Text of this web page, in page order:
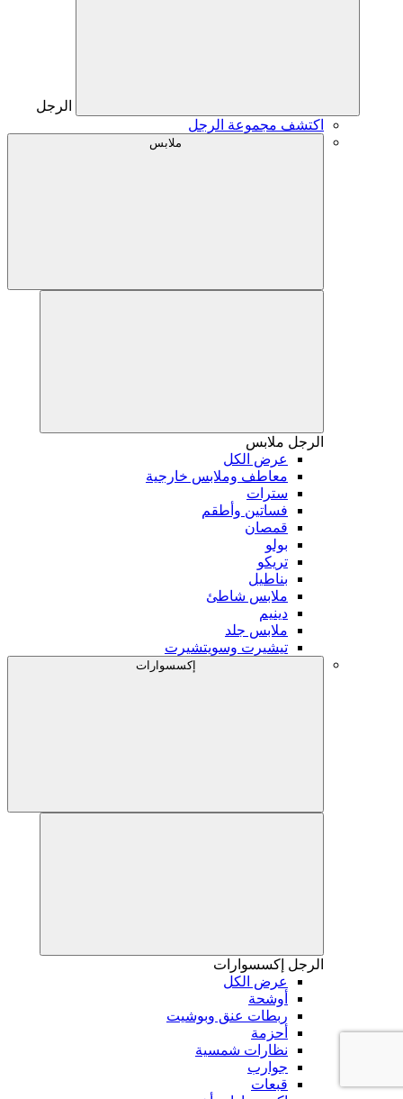
الرجل
اكتشف مجموعة الرجل
ملابس
الرجل ملابس
عرض الكل
معاطف وملابس خارجية
سترات
فساتين وأطقم
قمصان
بولو
تريكو
بناطيل
ملابس شاطئ
دينيم
ملابس جلد
تيشيرت وسويتشيرت
إكسسوارات
الرجل إكسسوارات
عرض الكل
أوشحة
ربطات عنق وبوشيت
أحزمة
نظارات شمسية
جوارب
قبعات